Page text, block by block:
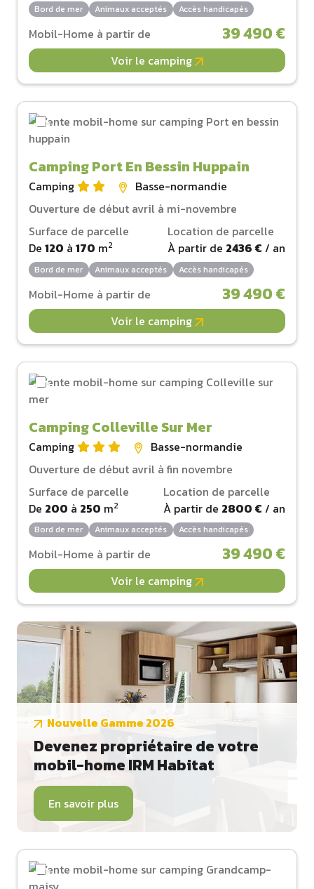
Bord de mer Animaux acceptés Accès handicapés
Mobil-Home à partir de 39 490 €
Voir le camping
Camping Port En Bessin Huppain
Camping
Basse-normandie
Ouverture de début avril à mi-novembre
Surface de parcelle
De 120 à 170 m2
Location de parcelle
À partir de 2436 € / an
Bord de mer Animaux acceptés Accès handicapés
Mobil-Home à partir de 39 490 €
Voir le camping
Camping Colleville Sur Mer
Camping
Basse-normandie
Ouverture de début avril à fin novembre
Surface de parcelle
De 200 à 250 m2
Location de parcelle
À partir de 2800 € / an
Bord de mer Animaux acceptés Accès handicapés
Mobil-Home à partir de 39 490 €
Voir le camping
Nouvelle Gamme 2026
Devenez propriétaire de votre
mobil-home IRM Habitat
En savoir plus